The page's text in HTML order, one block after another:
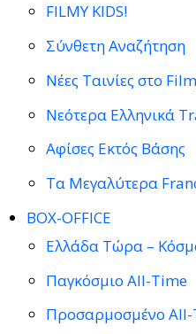
FILMY KIDS!
Σύνθετη Αναζήτηση
Νέες Ταινίες στο
Νεότερα Ελληνικά
Αφίσες Εκτός Βάσης
Τα Μεγαλύτερα
BOX-OFFICE
Ελλάδα Τώρα –
Παγκόσμιο All-Time
Προσαρμοσμένο